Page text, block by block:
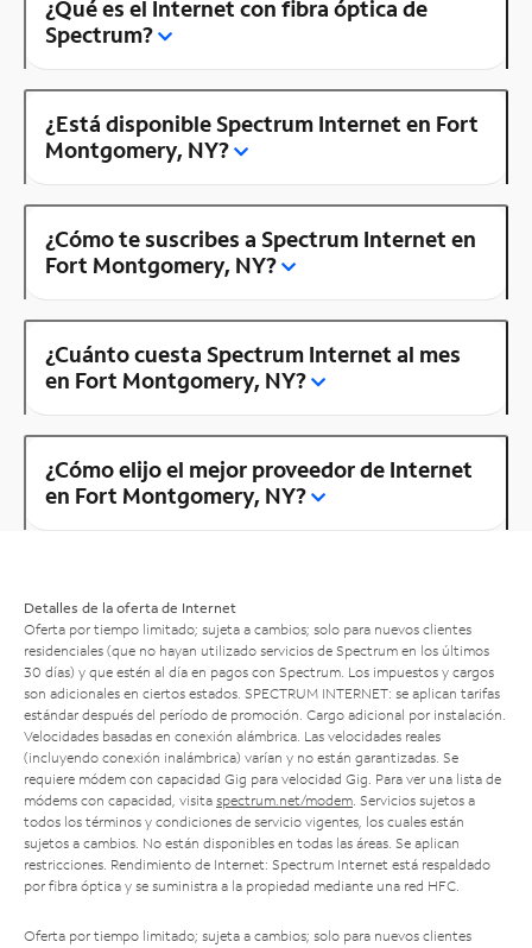
¿Qué es el Internet con fibra óptica de
Spectrum?
¿Está disponible Spectrum Internet en Fort
Montgomery, NY?
¿Cómo te suscribes a Spectrum Internet en
Fort Montgomery, NY?
¿Cuánto cuesta Spectrum Internet al mes
en Fort Montgomery, NY?
¿Cómo elijo el mejor proveedor de Internet
en Fort Montgomery, NY?
Detalles de la oferta de Internet
Oferta por tiempo limitado; sujeta a cambios; solo para nuevos clientes
residenciales (que no hayan utilizado servicios de Spectrum en los últimos
30 días) y que estén al día en pagos con Spectrum. Los impuestos y cargos
son adicionales en ciertos estados. SPECTRUM INTERNET: se aplican tarifas
estándar después del período de promoción. Cargo adicional por instalación.
Velocidades basadas en conexión alámbrica. Las velocidades reales
(incluyendo conexión inalámbrica) varían y no están garantizadas. Se
requiere módem con capacidad Gig para velocidad Gig. Para ver una lista de
módems con capacidad, visita spectrum.net/modem . Servicios sujetos a
todos los términos y condiciones de servicio vigentes, los cuales están
sujetos a cambios. No están disponibles en todas las áreas. Se aplican
restricciones. Rendimiento de Internet: Spectrum Internet está respaldado
por fibra óptica y se suministra a la propiedad mediante una red HFC.
Oferta por tiempo limitado; sujeta a cambios; solo para nuevos clientes